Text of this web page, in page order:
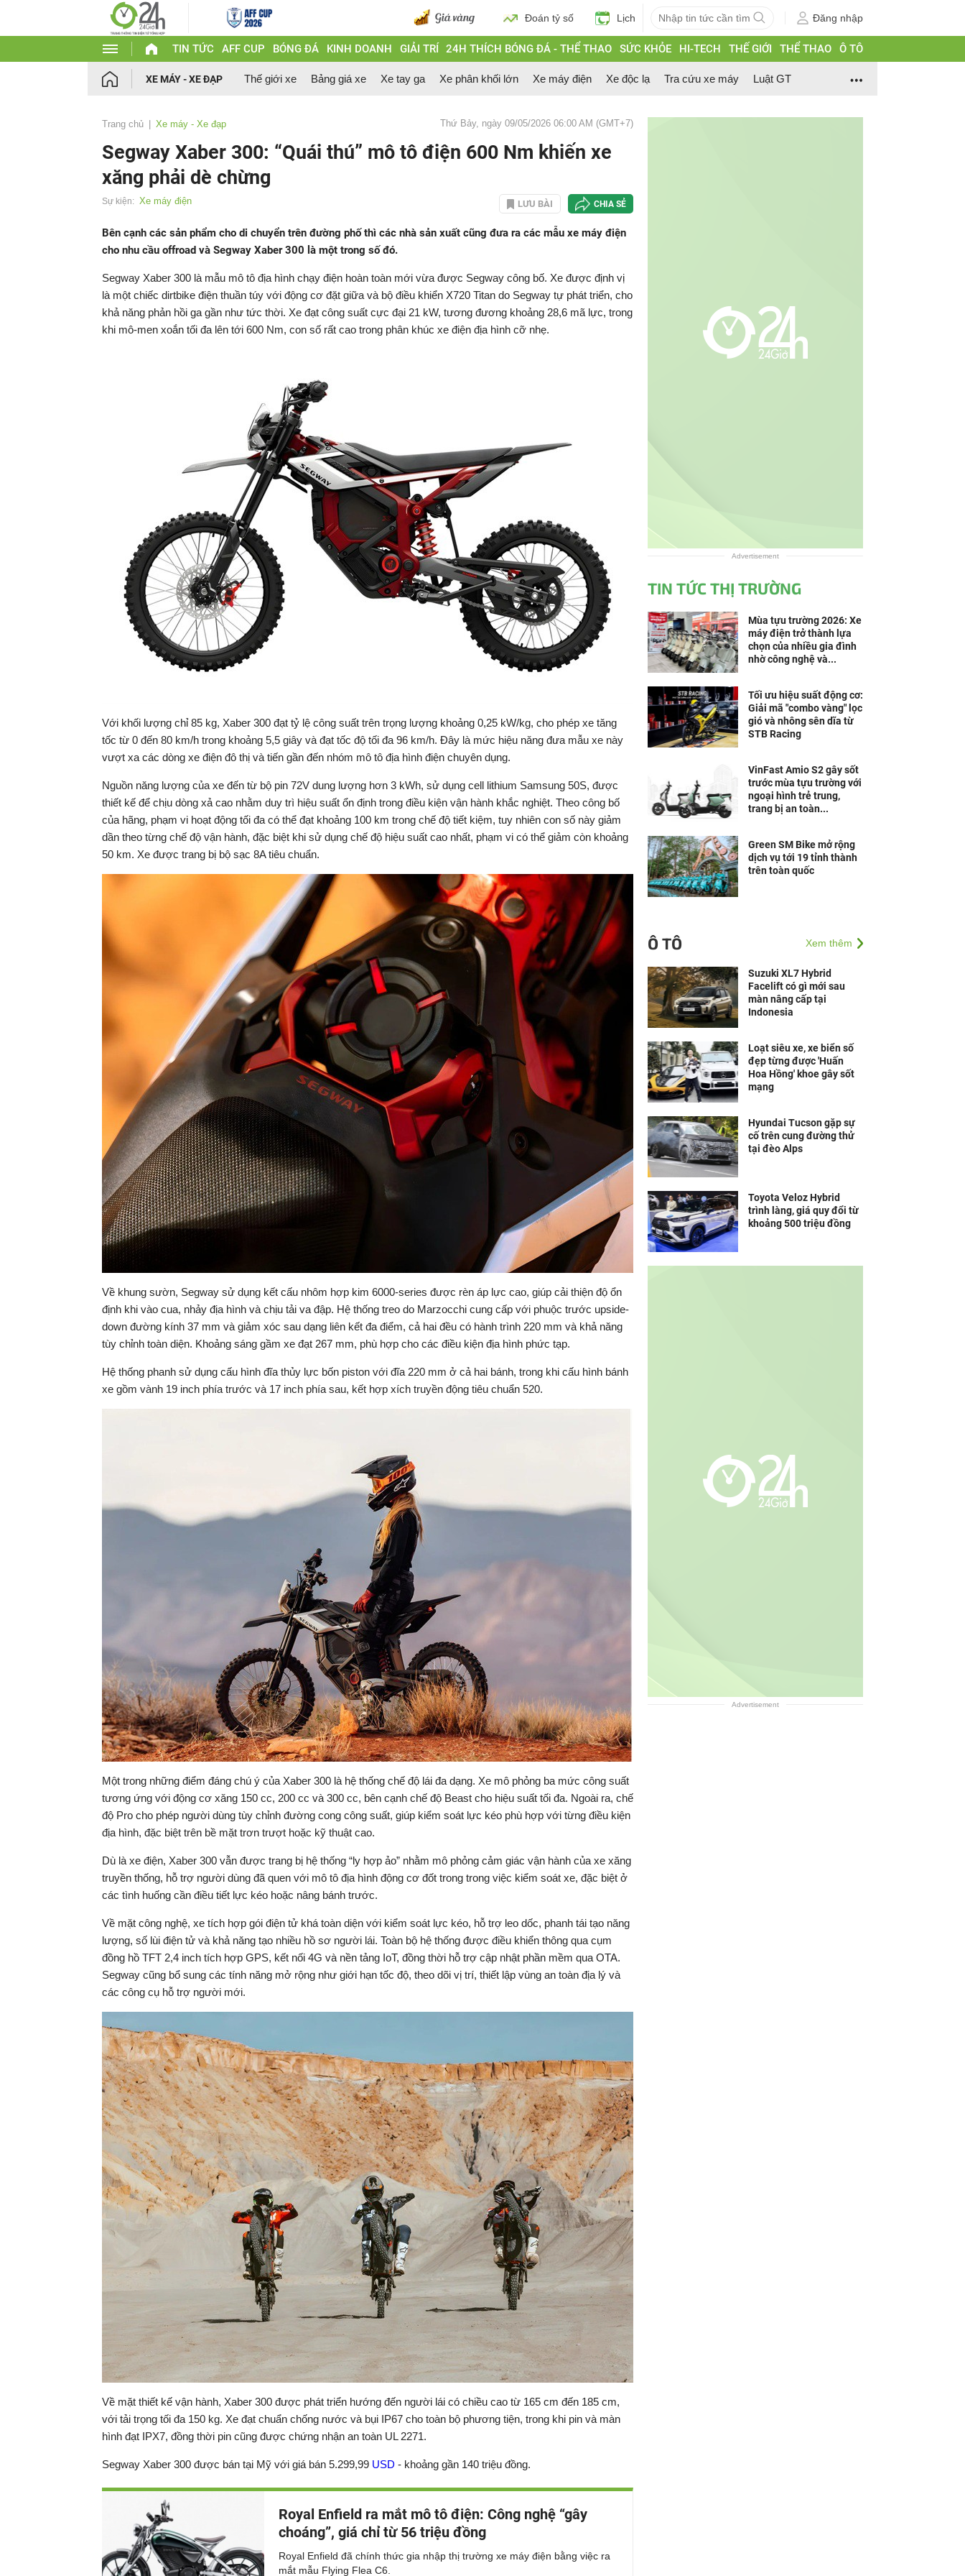
Đoán tỷ số Lịch Đăng nhập
TIN TỨC AFF CUP BÓNG ĐÁ KINH DOANH GIẢI TRÍ 24H THÍCH BÓNG ĐÁ - THỂ THAO SỨC KHỎE HI-TECH THẾ GIỚI THỂ THAO Ô TÔ
XE MÁY - XE ĐẠP Thế giới xe Bảng giá xe Xe tay ga Xe phân khối lớn Xe máy điện Xe độc lạ Tra cứu xe máy Luật GT
Trang chủ Xe máy - Xe đạp Thứ Bảy, ngày 09/05/2026 06:00 AM (GMT+7)
Segway Xaber 300: “Quái thú” mô tô điện 600 Nm khiến xe
xăng phải dè chừng
Sự kiện: Xe máy điện LƯU BÀI CHIA SẺ
Bên cạnh các sản phẩm cho di chuyển trên đường phố thì các nhà sản xuất cũng đưa ra các mẫu xe máy điện
cho nhu cầu offroad và Segway Xaber 300 là một trong số đó.
Segway Xaber 300 là mẫu mô tô địa hình chạy điện hoàn toàn mới vừa được Segway công bố. Xe được định vị
là một chiếc dirtbike điện thuần túy với động cơ đặt giữa và bộ điều khiển X720 Titan do Segway tự phát triển, cho
khả năng phản hồi ga gần như tức thời. Xe đạt công suất cực đại 21 kW, tương đương khoảng 28,6 mã lực, trong
khi mô-men xoắn tối đa lên tới 600 Nm, con số rất cao trong phân khúc xe điện địa hình cỡ nhẹ.
Với khối lượng chỉ 85 kg, Xaber 300 đạt tỷ lệ công suất trên trọng lượng khoảng 0,25 kW/kg, cho phép xe tăng
tốc từ 0 đến 80 km/h trong khoảng 5,5 giây và đạt tốc độ tối đa 96 km/h. Đây là mức hiệu năng đưa mẫu xe này
vượt xa các dòng xe điện đô thị và tiến gần đến nhóm mô tô địa hình điện chuyên dụng.
Nguồn năng lượng của xe đến từ bộ pin 72V dung lượng hơn 3 kWh, sử dụng cell lithium Samsung 50S, được
thiết kế để chịu dòng xả cao nhằm duy trì hiệu suất ổn định trong điều kiện vận hành khắc nghiệt. Theo công bố
của hãng, phạm vi hoạt động tối đa có thể đạt khoảng 100 km trong chế độ tiết kiệm, tuy nhiên con số này giảm
dần theo từng chế độ vận hành, đặc biệt khi sử dụng chế độ hiệu suất cao nhất, phạm vi có thể giảm còn khoảng
50 km. Xe được trang bị bộ sạc 8A tiêu chuẩn.
Về khung sườn, Segway sử dụng kết cấu nhôm hợp kim 6000-series được rèn áp lực cao, giúp cải thiện độ ổn
định khi vào cua, nhảy địa hình và chịu tải va đập. Hệ thống treo do Marzocchi cung cấp với phuộc trước upside-
down đường kính 37 mm và giảm xóc sau dạng liên kết đa điểm, cả hai đều có hành trình 220 mm và khả năng
tùy chỉnh toàn diện. Khoảng sáng gầm xe đạt 267 mm, phù hợp cho các điều kiện địa hình phức tạp.
Hệ thống phanh sử dụng cấu hình đĩa thủy lực bốn piston với đĩa 220 mm ở cả hai bánh, trong khi cấu hình bánh
xe gồm vành 19 inch phía trước và 17 inch phía sau, kết hợp xích truyền động tiêu chuẩn 520.
Một trong những điểm đáng chú ý của Xaber 300 là hệ thống chế độ lái đa dạng. Xe mô phỏng ba mức công suất
tương ứng với động cơ xăng 150 cc, 200 cc và 300 cc, bên cạnh chế độ Beast cho hiệu suất tối đa. Ngoài ra, chế
độ Pro cho phép người dùng tùy chỉnh đường cong công suất, giúp kiểm soát lực kéo phù hợp với từng điều kiện
địa hình, đặc biệt trên bề mặt trơn trượt hoặc kỹ thuật cao.
Dù là xe điện, Xaber 300 vẫn được trang bị hệ thống “ly hợp ảo” nhằm mô phỏng cảm giác vận hành của xe xăng
truyền thống, hỗ trợ người dùng đã quen với mô tô địa hình động cơ đốt trong trong việc kiểm soát xe, đặc biệt ở
các tình huống cần điều tiết lực kéo hoặc nâng bánh trước.
Về mặt công nghệ, xe tích hợp gói điện tử khá toàn diện với kiểm soát lực kéo, hỗ trợ leo dốc, phanh tái tạo năng
lượng, số lùi điện tử và khả năng tạo nhiều hồ sơ người lái. Toàn bộ hệ thống được điều khiển thông qua cụm
đồng hồ TFT 2,4 inch tích hợp GPS, kết nối 4G và nền tảng IoT, đồng thời hỗ trợ cập nhật phần mềm qua OTA.
Segway cũng bổ sung các tính năng mở rộng như giới hạn tốc độ, theo dõi vị trí, thiết lập vùng an toàn địa lý và
các công cụ hỗ trợ người mới.
Về mặt thiết kế vận hành, Xaber 300 được phát triển hướng đến người lái có chiều cao từ 165 cm đến 185 cm,
với tải trọng tối đa 150 kg. Xe đạt chuẩn chống nước và bụi IP67 cho toàn bộ phương tiện, trong khi pin và màn
hình đạt IPX7, đồng thời pin cũng được chứng nhận an toàn UL 2271.
Segway Xaber 300 được bán tại Mỹ với giá bán 5.299,99 USD - khoảng gần 140 triệu đồng.
Royal Enfield ra mắt mô tô điện: Công nghệ “gây
choáng”, giá chỉ từ 56 triệu đồng
Royal Enfield đã chính thức gia nhập thị trường xe máy điện bằng việc ra
mắt mẫu Flying Flea C6.
Advertisement
TIN TỨC THỊ TRƯỜNG
Mùa tựu trường 2026: Xe
máy điện trở thành lựa
chọn của nhiều gia đình
nhờ công nghệ và...
Tối ưu hiệu suất động cơ:
Giải mã "combo vàng" lọc
gió và nhông sên dĩa từ
STB Racing
VinFast Amio S2 gây sốt
trước mùa tựu trường với
ngoại hình trẻ trung,
trang bị an toàn...
Green SM Bike mở rộng
dịch vụ tới 19 tỉnh thành
trên toàn quốc
Ô TÔ Xem thêm
Suzuki XL7 Hybrid
Facelift có gì mới sau
màn nâng cấp tại
Indonesia
Loạt siêu xe, xe biển số
đẹp từng được 'Huấn
Hoa Hồng' khoe gây sốt
mạng
Hyundai Tucson gặp sự
cố trên cung đường thử
tại đèo Alps
Toyota Veloz Hybrid
trình làng, giá quy đổi từ
khoảng 500 triệu đồng
Advertisement